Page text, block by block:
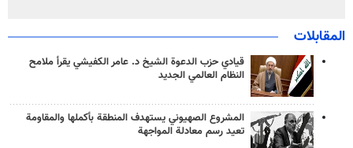
المقابلات
قيادي حزب الدعوة الشيخ د. عامر الكفيشي يقرأ ملامح
النظام العالمي الجديد
المشروع الصهيوني يستهدف المنطقة بأكملها والمقاومة
تعيد رسم معادلة المواجهة